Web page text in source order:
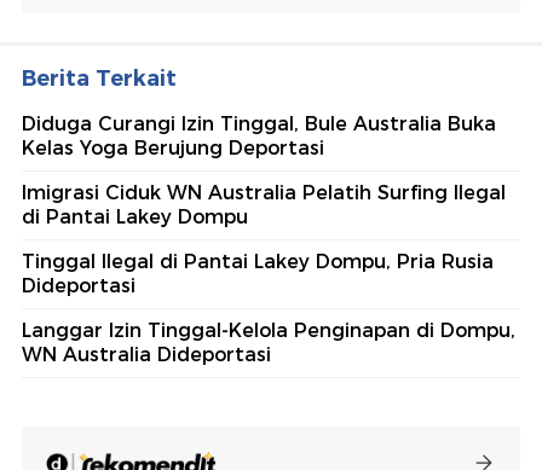
Berita Terkait
Diduga Curangi Izin Tinggal, Bule Australia Buka
Kelas Yoga Berujung Deportasi
Imigrasi Ciduk WN Australia Pelatih Surfing Ilegal
di Pantai Lakey Dompu
Tinggal Ilegal di Pantai Lakey Dompu, Pria Rusia
Dideportasi
Langgar Izin Tinggal-Kelola Penginapan di Dompu,
WN Australia Dideportasi